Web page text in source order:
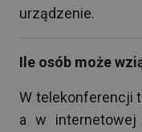
urządzenie.
Ile osób może
W telekonferencji
a w